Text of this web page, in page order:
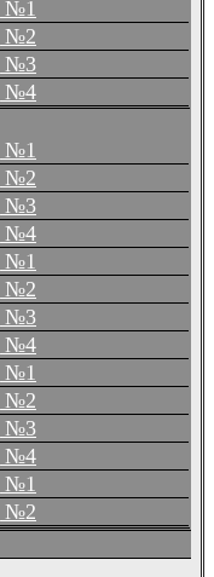
№1
№2
№3
№4
№1
№2
№3
№4
№1
№2
№3
№4
№1
№2
№3
№4
№1
№2